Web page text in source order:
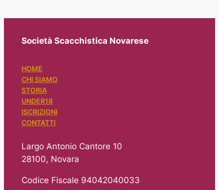
Società Scacchistica Novarese
HOME
CHI SIAMO
STORIA
UNDER18
ISCRIZIONI
CONTATTI
Largo Antonio Cantore 10
28100, Novara
Codice Fiscale 94042040033